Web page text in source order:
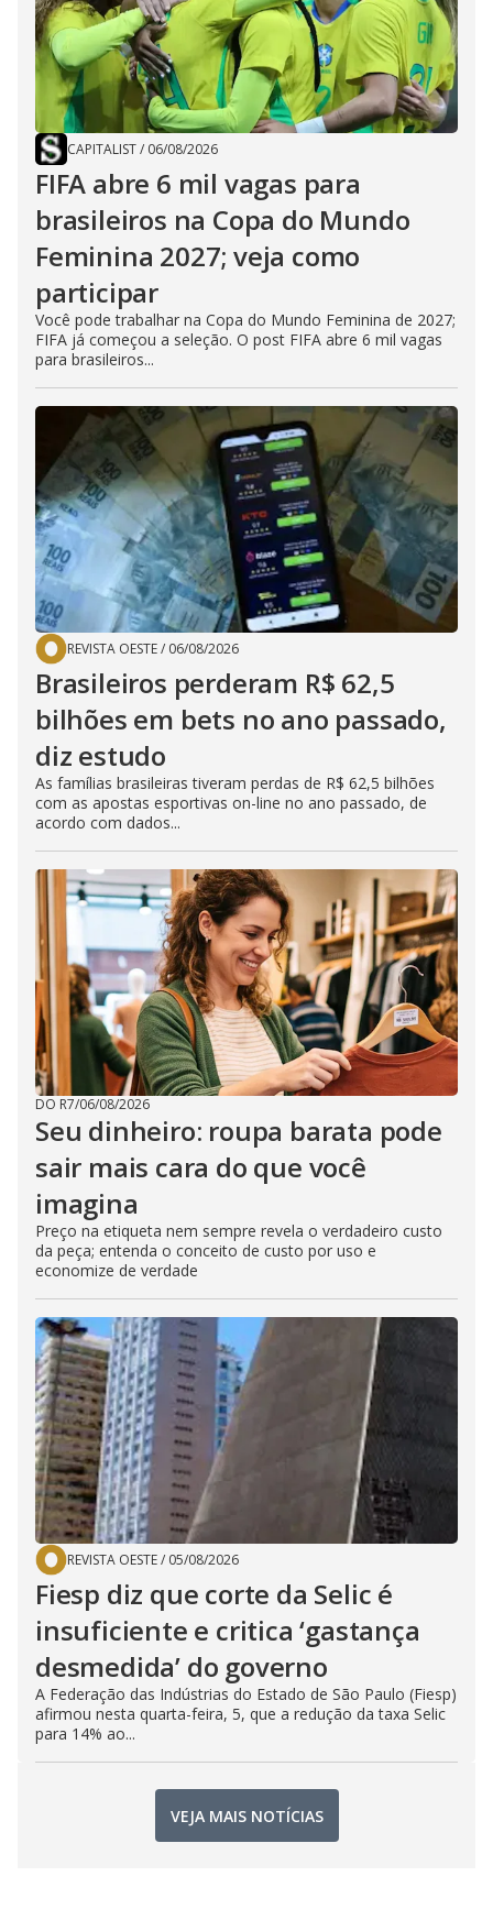
CAPITALIST/ 06/08/2026
FIFA abre 6 mil vagas para
brasileiros na Copa do Mundo
Feminina 2027; veja como
participar
Você pode trabalhar na Copa do Mundo Feminina de 2027;
FIFA já começou a seleção. O post FIFA abre 6 mil vagas
para brasileiros...
REVISTA OESTE/ 06/08/2026
Brasileiros perderam R$ 62,5
bilhões em bets no ano passado,
diz estudo
As famílias brasileiras tiveram perdas de R$ 62,5 bilhões
com as apostas esportivas on-line no ano passado, de
acordo com dados...
DO R7/06/08/2026
Seu dinheiro: roupa barata pode
sair mais cara do que você
imagina
Preço na etiqueta nem sempre revela o verdadeiro custo
da peça; entenda o conceito de custo por uso e
economize de verdade
REVISTA OESTE/ 05/08/2026
Fiesp diz que corte da Selic é
insuficiente e critica ‘gastança
desmedida’ do governo
A Federação das Indústrias do Estado de São Paulo (Fiesp)
afirmou nesta quarta-feira, 5, que a redução da taxa Selic
para 14% ao...
VEJA MAIS NOTÍCIAS